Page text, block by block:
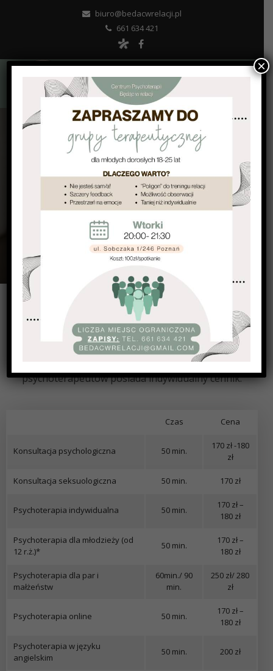
biuro@bedacwrelacji.pl
661 634 421
UMÓW WIZYTĘ
CENNIK PSYCHOTERAPII
Każde spotkanie trwa 50/90 minut i odbywa się
stacjonarnie w gabinecie w Poznaniu przy ulicy
Andrzeja Sobczaka 1/246 lub online. Każdy z naszych
psychoterapeutów posiada indywidualny cennik.
Czas Cena
Konsultacja psychologiczna 50 min.
170 zł -180
zł
Konsultacja seksuologiczna 50 min. 170 zł
Psychoterapia indywidualna 50 min.
170 zł –
180 zł
Psychoterapia dla młodzieży (od
12 r.ż.)*
50 min.
170 zł –
180 zł
Psychoterapia dla par i
małżeństw
60min./ 90
min.
250 zł/ 280
zł
Psychoterapia online 50 min.
170 zł –
180 zł
Psychoterapia w języku
angielskim
50 min. 200 zł
×